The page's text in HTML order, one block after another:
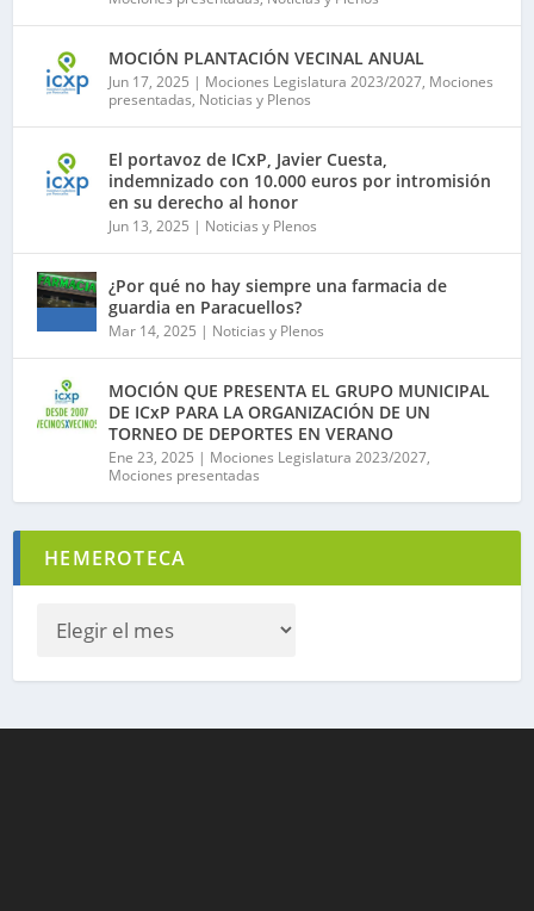
MOCIÓN PLANTACIÓN VECINAL ANUAL
Jun 17, 2025 | Mociones Legislatura 2023/2027, Mociones
presentadas, Noticias y Plenos
El portavoz de ICxP, Javier Cuesta,
indemnizado con 10.000 euros por intromisión
en su derecho al honor
Jun 13, 2025 | Noticias y Plenos
¿Por qué no hay siempre una farmacia de
guardia en Paracuellos?
Mar 14, 2025 | Noticias y Plenos
MOCIÓN QUE PRESENTA EL GRUPO MUNICIPAL
DE ICxP PARA LA ORGANIZACIÓN DE UN
TORNEO DE DEPORTES EN VERANO
Ene 23, 2025 | Mociones Legislatura 2023/2027,
Mociones presentadas
HEMEROTECA